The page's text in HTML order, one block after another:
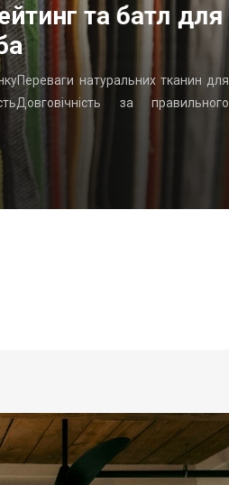
та батл для
натуральних тканин для
за правильного